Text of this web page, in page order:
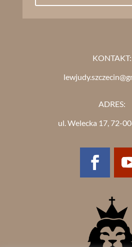
KONTAKT:
ADRES:
ul. Welecka 17, 72-